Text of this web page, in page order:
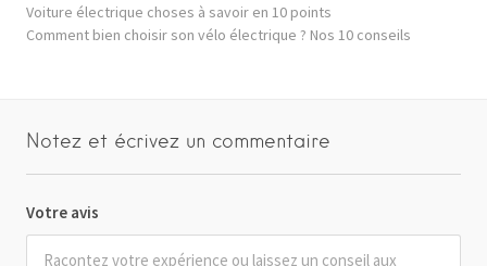
Voiture électrique choses à savoir en 10 points
Comment bien choisir son vélo électrique ? Nos 10 conseils
Notez et écrivez un commentaire
Votre avis